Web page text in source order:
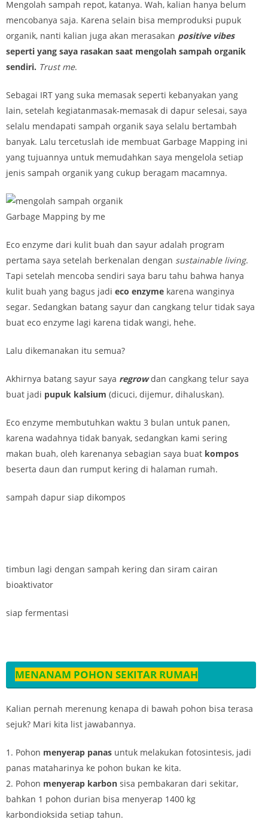
Mengolah sampah repot, katanya. Wah, kalian hanya belum
mencobanya saja. Karena selain bisa memproduksi pupuk
organik, nanti kalian juga akan merasakan positive vibes
seperti yang saya rasakan saat mengolah sampah organik
sendiri. Trust me.
Sebagai IRT yang suka memasak seperti kebanyakan yang
lain, setelah kegiatanmasak-memasak di dapur selesai, saya
selalu mendapati sampah organik saya selalu bertambah
banyak. Lalu tercetuslah ide membuat Garbage Mapping ini
yang tujuannya untuk memudahkan saya mengelola setiap
jenis sampah organik yang cukup beragam macamnya.
Garbage Mapping by me
Eco enzyme dari kulit buah dan sayur adalah program
pertama saya setelah berkenalan dengan sustainable living.
Tapi setelah mencoba sendiri saya baru tahu bahwa hanya
kulit buah yang bagus jadi eco enzyme karena wanginya
segar. Sedangkan batang sayur dan cangkang telur tidak saya
buat eco enzyme lagi karena tidak wangi, hehe.
Lalu dikemanakan itu semua?
Akhirnya batang sayur saya regrow dan cangkang telur saya
buat jadi pupuk kalsium (dicuci, dijemur, dihaluskan).
Eco enzyme membutuhkan waktu 3 bulan untuk panen,
karena wadahnya tidak banyak, sedangkan kami sering
makan buah, oleh karenanya sebagian saya buat kompos
beserta daun dan rumput kering di halaman rumah.
sampah dapur siap dikompos
timbun lagi dengan sampah kering dan siram cairan
bioaktivator
siap fermentasi
MENANAM POHON SEKITAR RUMAH
Kalian pernah merenung kenapa di bawah pohon bisa terasa
sejuk? Mari kita list jawabannya.
1. Pohon menyerap panas untuk melakukan fotosintesis, jadi
panas mataharinya ke pohon bukan ke kita.
2. Pohon menyerap karbon sisa pembakaran dari sekitar,
bahkan 1 pohon durian bisa menyerap 1400 kg
karbondioksida setiap tahun.